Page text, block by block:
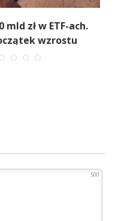
zł w ETF-ach.
wzrostu
500